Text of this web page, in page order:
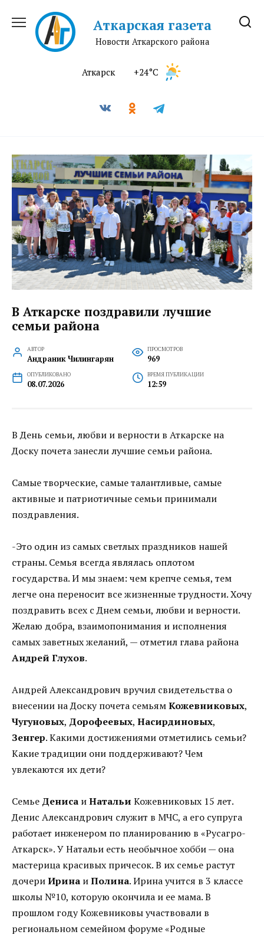
содержанию
Аткарская газета
Новости Аткарского района
Аткарск +24°C
В Аткарске поздравили лучшие
семьи района
АВТОР
Андраник Чилингарян
ПРОСМОТРОВ
969
ОПУБЛИКОВАНО
08.07.2026
ВРЕМЯ ПУБЛИКАЦИИ
12:59
В День семьи, любви и верности в Аткарске на
Доску почета занесли лучшие семьи района.
Самые творческие, самые талантливые, самые
активные и патриотичные семьи принимали
поздравления.
-Это один из самых светлых праздников нашей
страны. Семья всегда являлась оплотом
государства. И мы знаем: чем крепче семья, тем
легче она переносит все жизненные трудности. Хочу
поздравить всех с Днем семьи, любви и верности.
Желаю добра, взаимопонимания и исполнения
самых заветных желаний, — отметил глава района
Андрей Глухов.
Андрей Александрович вручил свидетельства о
внесении на Доску почета семьямКожевниковых,
Чугуновых, Дорофеевых, Насирдиновых,
Зенгер. Какими достижениями отметились семьи?
Какие традиции они поддерживают? Чем
увлекаются их дети?
Семье Дениса иНатальи Кожевниковых 15 лет.
Денис Александрович служит в МЧС, а его супруга
работает инженером по планированию в «Русагро-
Аткарск». У Натальи есть необычное хобби — она
мастерица красивых причесок. В их семье растут
дочериИрина иПолина. Ирина учится в 3 классе
школы №10, которую окончила и ее мама. В
прошлом году Кожевниковы участвовали в
региональном семейном форуме «Родные